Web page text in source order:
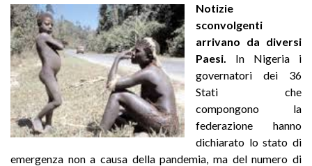
Notizie
sconvolgenti
arrivano da diversi
Paesi.
In Nigeria i
governatori dei 36
Stati che
compongono la
federazione hanno
dichiarato lo stato di
emergenza non a causa della pandemia, ma del numero di